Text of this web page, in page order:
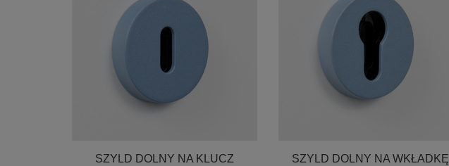
 Szybki podgląd
SZYLD DOLNY NA KLUCZ
Szybki podgląd
SZYLD DOLNY NA WKŁADKĘ